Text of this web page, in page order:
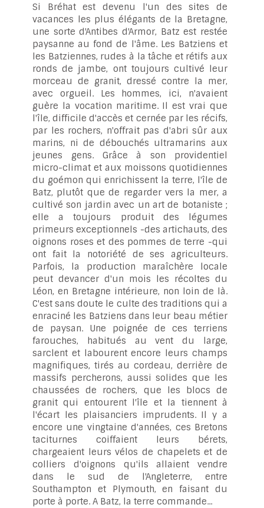
Si Bréhat est devenu l'un des sites de
vacances les plus élégants de la Bretagne,
une sorte d'Antibes d'Armor, Batz est restée
paysanne au fond de l'âme. Les Batziens et
les Batziennes, rudes à la tâche et rétifs aux
ronds de jambe, ont toujours cultivé leur
morceau de granit, dressé contre la mer,
avec orgueil. Les hommes, ici, n'avaient
guère la vocation maritime. Il est vrai que
l'île, difficile d'accès et cernée par les récifs,
par les rochers, n'offrait pas d'abri sûr aux
marins, ni de débouchés ultramarins aux
jeunes gens. Grâce à son providentiel
micro-climat et aux moissons quotidiennes
du goémon qui enrichissent la terre, l'île de
Batz, plutôt que de regarder vers la mer, a
cultivé son jardin avec un art de botaniste ;
elle a toujours produit des légumes
primeurs exceptionnels -des artichauts, des
oignons roses et des pommes de terre -qui
ont fait la notoriété de ses agriculteurs.
Parfois, la production maraîchère locale
peut devancer d'un mois les récoltes du
Léon, en Bretagne intérieure, non loin de là.
C'est sans doute le culte des traditions qui a
enraciné les Batziens dans leur beau métier
de paysan. Une poignée de ces terriens
farouches, habitués au vent du large,
sarclent et labourent encore leurs champs
magnifiques, tirés au cordeau, derrière de
massifs percherons, aussi solides que les
chaussées de rochers, que les blocs de
granit qui entourent l'île et la tiennent à
l'écart les plaisanciers imprudents. Il y a
encore une vingtaine d'années, ces Bretons
taciturnes coiffaient leurs bérets,
chargeaient leurs vélos de chapelets et de
colliers d'oignons qu'ils allaient vendre
dans le sud de l'Angleterre, entre
Southampton et Plymouth, en faisant du
porte à porte. A Batz, la terre commande...